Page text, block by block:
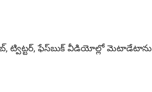
ట్విట్టర్‌, ఫేస్‌బుక్‌ వీడియోల్లో మెటాడేటాను